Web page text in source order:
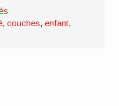
,couches,enfant,